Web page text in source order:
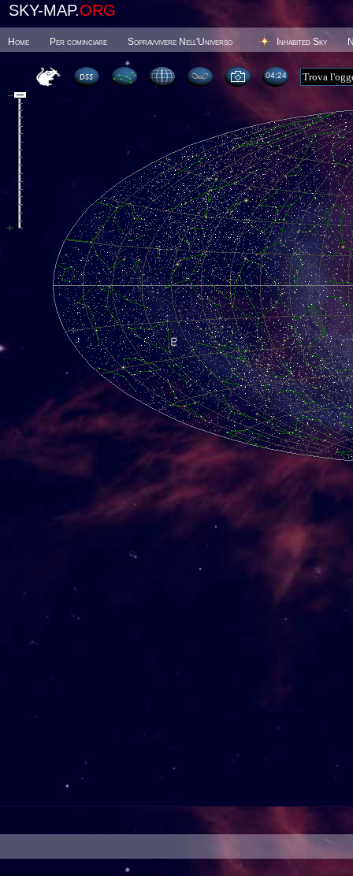
SKY-MAP.ORG
Home Per cominciare Sopravvivere Nell'Universo Inhabited Sky
04 24